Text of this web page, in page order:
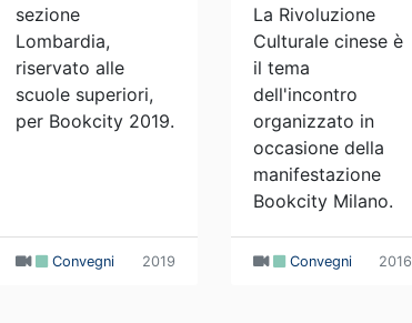
sezione
Lombardia,
riservato alle
scuole superiori,
per Bookcity 2019.
Convegni 2019
La Rivoluzione
Culturale cinese è
il tema
dell'incontro
organizzato in
occasione della
manifestazione
Bookcity Milano.
Convegni 2016